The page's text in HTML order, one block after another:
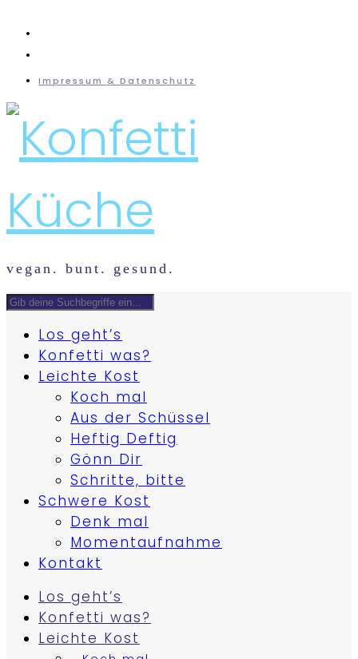
Impressum & Datenschutz
vegan. bunt. gesund.
Los geht’s
Konfetti was?
Leichte Kost
Koch mal
Aus der Schüssel
Heftig Deftig
Gönn Dir
Schritte, bitte
Schwere Kost
Denk mal
Momentaufnahme
Kontakt
Los geht’s
Konfetti was?
Leichte Kost